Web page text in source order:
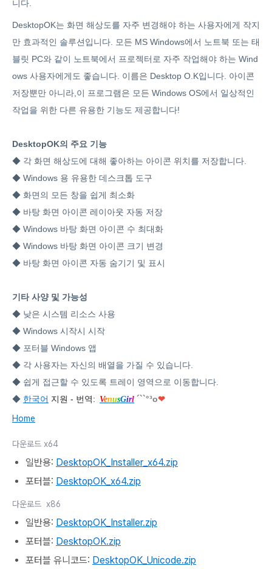
니다.
DesktopOK는 화면 해상도를 자주 변경해야 하는 사용자에게 작지
만 효과적인 솔루션입니다. 모든 MS Windows에서 노트북 또는 태
블릿 PC와 같이 노트북에서 프로젝터로 자주 작업해야 하는 Wind
ows 사용자에게도 좋습니다. 이름은 Desktop O.K입니다. 아이콘
저장뿐만 아니라,이 프로그램은 모든 Windows OS에서 일상적인
작업을 위한 다른 유용한 기능도 제공합니다!
DesktopOK의 주요 기능
◆ 각 화면 해상도에 대해 좋아하는 아이콘 위치를 저장합니다.
◆ Windows 용 유용한 데스크톱 도구
◆ 화면의 모든 창을 쉽게 최소화
◆ 바탕 화면 아이콘 레이아웃 자동 저장
◆ Windows 바탕 화면 아이콘 수 최대화
◆ Windows 바탕 화면 아이콘 크기 변경
◆ 바탕 화면 아이콘 자동 숨기기 및 표시
기타 사양 및 가능성
◆ 낮은 시스템 리소스 사용
◆ Windows 시작시 시작
◆ 포터블 Windows 앱
◆ 각 사용자는 자신의 배열을 가질 수 있습니다.
◆ 쉽게 접근할 수 있도록 트레이 영역으로 이동합니다.
◆ 한국어 지원 - 번역: VenusGirl ´``°³о❤
Home
다운로드 x64
일반용: DesktopOK_Installer_x64.zip
포터블: DesktopOK_x64.zip
다운로드 x86
일반용: DesktopOK_Installer.zip
포터블: DesktopOK.zip
포터블 유니코드: DesktopOK_Unicode.zip